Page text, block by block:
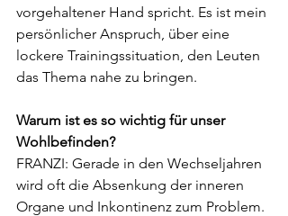
vorgehaltener Hand spricht. Es ist mein
persönlicher Anspruch, über eine
lockere Trainingssituation, den Leuten
das Thema nahe zu bringen.
Warum ist es so wichtig für unser
Wohlbefinden?
FRANZI: Gerade in den Wechseljahren
wird oft die Absenkung der inneren
Organe und Inkontinenz zum Problem.